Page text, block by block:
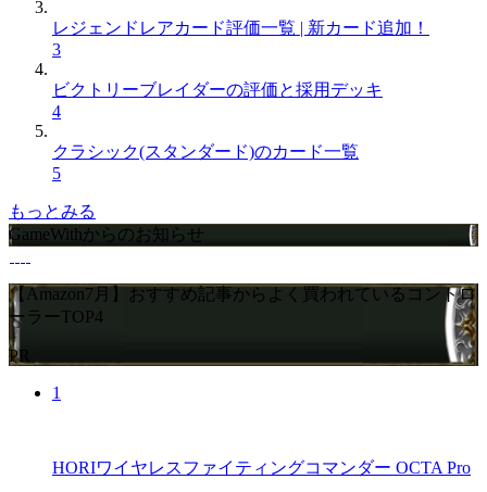
レジェンドレアカード評価一覧 | 新カード追加！
3
ビクトリーブレイダーの評価と採用デッキ
4
クラシック(スタンダード)のカード一覧
5
もっとみる
GameWithからのお知らせ
【Amazon7月】おすすめ記事からよく買われているコントロ
ーラーTOP4
PR
1
HORIワイヤレスファイティングコマンダー OCTA Pro